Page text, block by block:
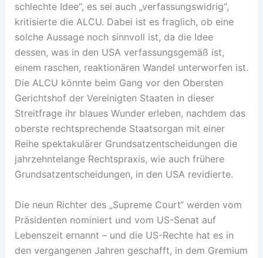
schlechte Idee“, es sei auch „verfassungswidrig“,
kritisierte die ALCU. Dabei ist es fraglich, ob eine
solche Aussage noch sinnvoll ist, da die Idee
dessen, was in den USA verfassungsgemäß ist,
einem raschen, reaktionären Wandel unterworfen ist.
Die ALCU könnte beim Gang vor den Obersten
Gerichtshof der Vereinigten Staaten in dieser
Streitfrage ihr blaues Wunder erleben, nachdem das
oberste rechtsprechende Staatsorgan mit einer
Reihe spektakulärer Grundsatzentscheidungen die
jahrzehntelange Rechtspraxis, wie auch frühere
Grundsatzentscheidungen, in den USA revidierte.
Die neun Richter des „Supreme Court“ werden vom
Präsidenten nominiert und vom US-Senat auf
Lebenszeit ernannt – und die US-Rechte hat es in
den vergangenen Jahren geschafft, in dem Gremium